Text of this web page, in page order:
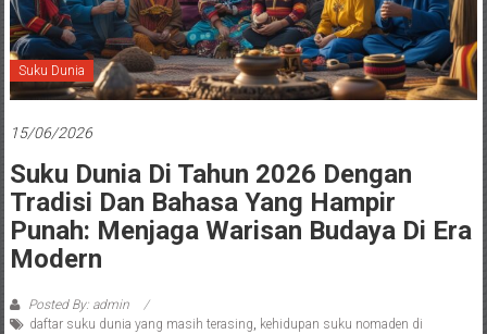
Suku Dunia
15/06/2026
Suku Dunia Di Tahun 2026 Dengan
Tradisi Dan Bahasa Yang Hampir
Punah: Menjaga Warisan Budaya Di Era
Modern
Posted By: admin
daftar suku dunia yang masih terasing kehidupan suku nomaden di